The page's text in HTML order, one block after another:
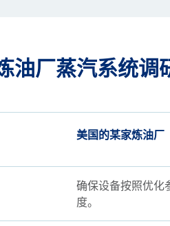
油厂蒸汽系统
美国的某家炼油厂
确保设备按照优化
度。